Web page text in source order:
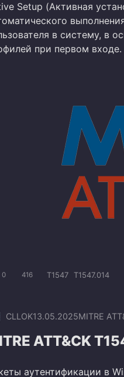
Setup (Активная
в систему, в
при первом входе.
0 416 T1547 T1547.014
CLLOK13.05.2025MITRE
ATT&CK
аутентификации в